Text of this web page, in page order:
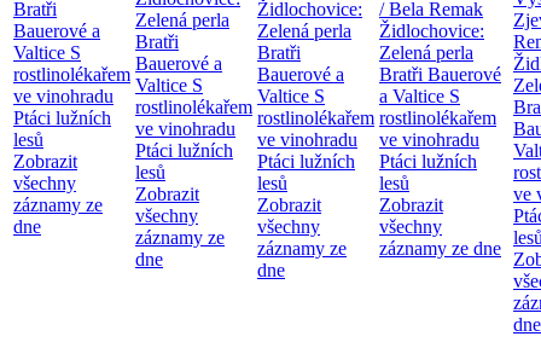
Bratři
Bauerové a
Valtice S
rostlinolékařem
ve vinohradu
Ptáci lužních
lesů
Zobrazit
všechny
záznamy ze
dne
Zelená perla
Bratři
Bauerové a
Valtice S
rostlinolékařem
ve vinohradu
Ptáci lužních
lesů
Zobrazit
všechny
záznamy ze
dne
Židlochovice:
Zelená perla
Bratři
Bauerové a
Valtice S
rostlinolékařem
ve vinohradu
Ptáci lužních
lesů
Zobrazit
všechny
záznamy ze
dne
/ Bela Remak
Židlochovice:
Zelená perla
Bratři Bauerové
a Valtice S
rostlinolékařem
ve vinohradu
Ptáci lužních
lesů
Zobrazit
všechny
záznamy ze dne
ve
dne